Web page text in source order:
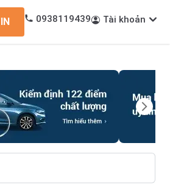
0938119439 Tài khoản